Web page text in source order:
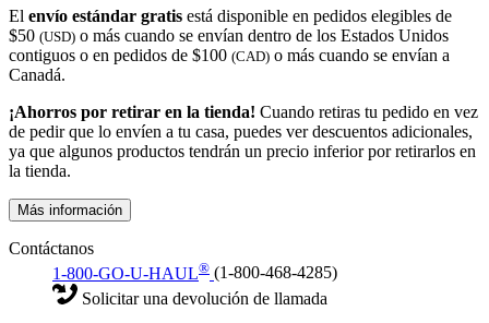
El envío estándar gratis está disponible en pedidos elegibles de
$50 (USD) o más cuando se envían dentro de los Estados Unidos
contiguos o en pedidos de $100 (CAD) o más cuando se envían a
Canadá.
¡Ahorros por retirar en la tienda! Cuando retiras tu pedido en vez
de pedir que lo envíen a tu casa, puedes ver descuentos adicionales,
ya que algunos productos tendrán un precio inferior por retirarlos en
la tienda.
Más información
Contáctanos
1-800-GO-U-HAUL® (1-800-468-4285)
Solicitar una devolución de llamada